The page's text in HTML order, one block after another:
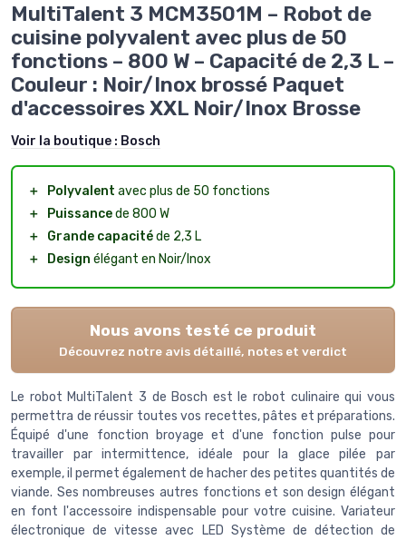
MultiTalent 3 MCM3501M – Robot de
cuisine polyvalent avec plus de 50
fonctions – 800 W – Capacité de 2,3 L –
Couleur : Noir/Inox brossé Paquet
d'accessoires XXL Noir/Inox Brosse
Voir la boutique : Bosch
＋ Polyvalent avec plus de 50 fonctions
＋
Puissancede 800 W
＋
Grande capacitéde 2,3 L
＋
Design élégant en Noir/Inox
Nous avons testé ce produit
Découvrez notre avis détaillé, notes et verdict
Le robot MultiTalent 3 de Bosch est le robot culinaire qui vous
permettra de réussir toutes vos recettes, pâtes et préparations.
Équipé d'une fonction broyage et d'une fonction pulse pour
travailler par intermittence, idéale pour la glace pilée par
exemple, il permet également de hacher des petites quantités de
viande. Ses nombreuses autres fonctions et son design élégant
en font l'accessoire indispensable pour votre cuisine. Variateur
électronique de vitesse avec LED Système de détection de